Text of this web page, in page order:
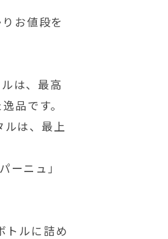
お値段を
は、最高
品です。
は、最上
ーニュ」
トルに詰め